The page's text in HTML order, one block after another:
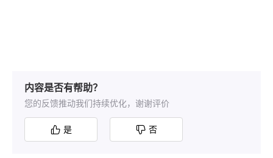
内容是否有帮助？
您的反馈推动我们持续优化，谢谢评价
是 否